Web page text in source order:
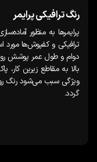
رنگ ترافیکی پرایمر
پرایمرها به منظور
ترافیکی و کفپوش‌ها مورد
دوام و طول عمر پوشش
بالا به مقاطع زیرین
ویژگی سبب می‌شود رنگ
گردد.‌‌